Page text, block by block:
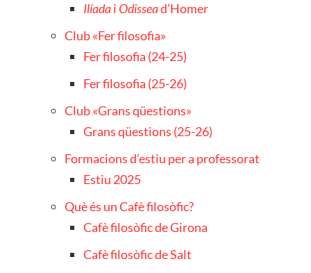
Ilíadai Odissead’Homer
Club «Fer filosofia»
Fer filosofia (24-25)
Fer filosofia (25-26)
Club «Grans qüestions»
Grans qüestions (25-26)
Formacions d’estiu per a professorat
Estiu 2025
Què és un Cafè filosòfic?
Cafè filosòfic de Girona
Cafè filosòfic de Salt